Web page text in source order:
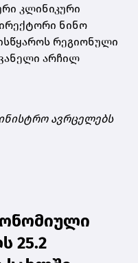
კლინიკური
ნინო
რეგიონული
არჩილ
ავრცელებს
25.2